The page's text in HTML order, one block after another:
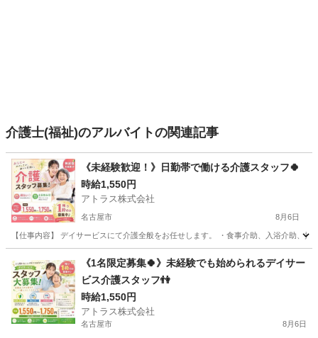
介護士(福祉)のアルバイトの関連記事
《未経験歓迎！》日勤帯で働ける介護スタッフ🍀
時給1,550円
アトラス株式会社
名古屋市 8月6日
【仕事内容】 デイサービスにて介護全般をお任せします。 ・食事介助、入浴介助、
介護 スタッフ
《1名限定募集🍀》未経験でも始められるデイサー
ビス介護スタッフ👫
時給1,550円
アトラス株式会社
名古屋市 8月6日